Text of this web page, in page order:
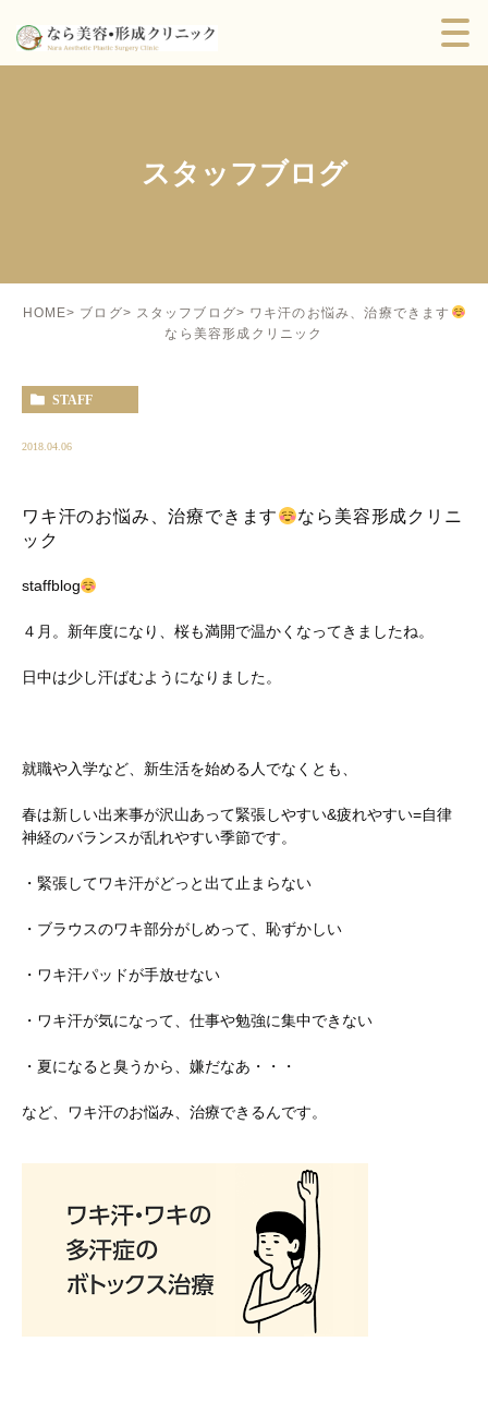
スタッフブログ
HOME ブログ スタッフブログ
ワキ汗のお悩み、治療できます
なら美容形成クリニック
STAFF
2018.04.06
ワキ汗のお悩み、治療できます
なら美容形成クリニ
ック
staffblog
４月。新年度になり、桜も満開で温かくなってきましたね。
日中は少し汗ばむようになりました。
就職や入学など、新生活を始める人でなくとも、
春は新しい出来事が沢山あって緊張しやすい&疲れやすい=自律
神経のバランスが乱れやすい季節です。
・緊張してワキ汗がどっと出て止まらない
・ブラウスのワキ部分がしめって、恥ずかしい
・ワキ汗パッドが手放せない
・ワキ汗が気になって、仕事や勉強に集中できない
・夏になると臭うから、嫌だなあ・・・
など、ワキ汗のお悩み、治療できるんです。